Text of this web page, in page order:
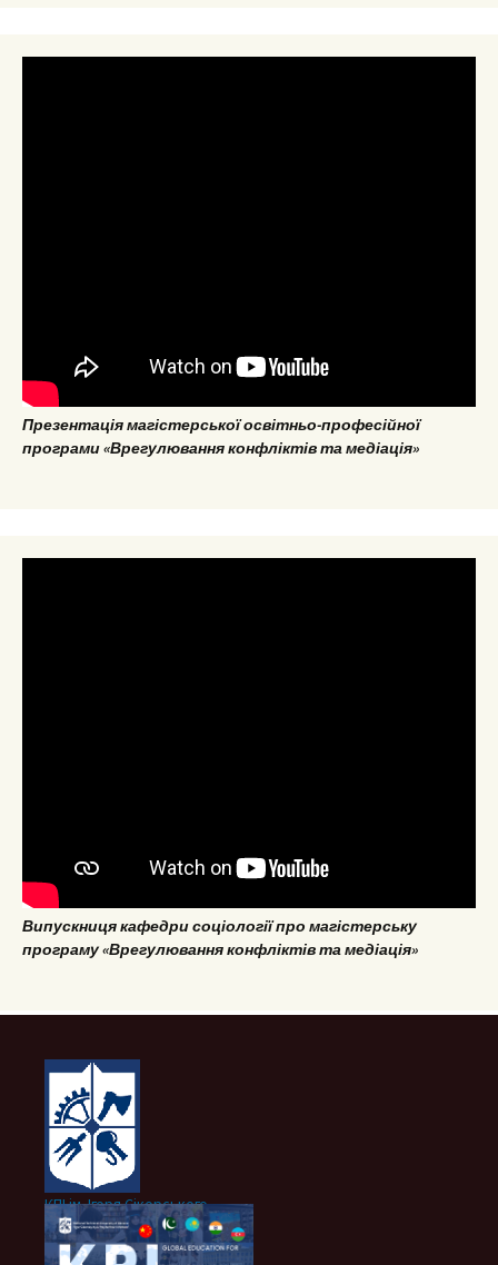
Презентація магістерської освітньо-професійної
програми «Врегулювання конфліктів та медіація»
Випускниця кафедри соціології про магістерську
програму «Врегулювання конфліктів та медіація»
КПІ ім. Ігоря Сікорського